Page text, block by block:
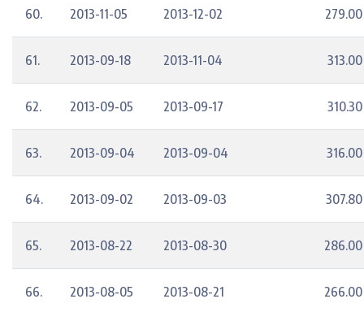
60. 2013-11-05 2013-12-02 279.00
61. 2013-09-18 2013-11-04 313.00
62. 2013-09-05 2013-09-17 310.30
63. 2013-09-04 2013-09-04 316.00
64. 2013-09-02 2013-09-03 307.80
65. 2013-08-22 2013-08-30 286.00
66. 2013-08-05 2013-08-21 266.00